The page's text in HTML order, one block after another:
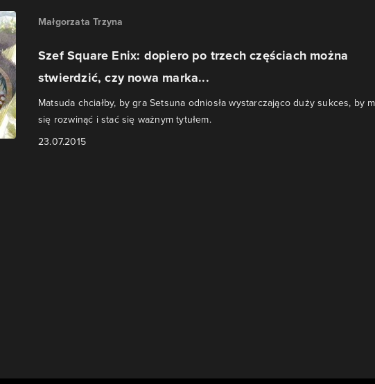
Małgorzata Trzyna
Szef Square Enix: dopiero po trzech częściach można
stwierdzić, czy nowa marka...
Matsuda chciałby, by gra Setsuna odniosła wystarczająco duży sukces, by
się rozwinąć i stać się ważnym tytułem.
23.07.2015